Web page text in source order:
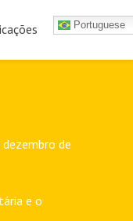
Portuguese
de
e o